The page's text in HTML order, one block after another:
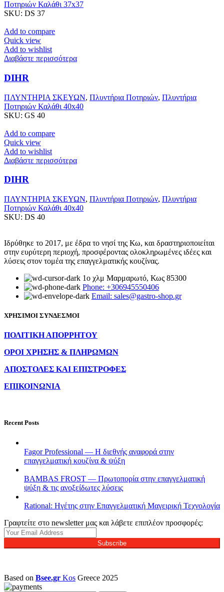
Ποτηριών Καλάθι 37x37
SKU: DS 37
Add to compare
Quick view
Add to wishlist
Διαβάστε περισσότερα
DIHR
ΠΛΥΝΤΗΡΙΑ ΣΚΕΥΩΝ, Πλυντήρια Ποτηριών, Πλυντήρια
Ποτηριών Καλάθι 40x40
SKU: GS 40
Add to compare
Quick view
Add to wishlist
Διαβάστε περισσότερα
DIHR
ΠΛΥΝΤΗΡΙΑ ΣΚΕΥΩΝ, Πλυντήρια Ποτηριών, Πλυντήρια
Ποτηριών Καλάθι 40x40
SKU: DS 40
Ιδρύθηκε το 2017, με έδρα το νησί της Κω, και δραστηριοποιείται
στην ευρύτερη περιοχή, προσφέροντας ολοκληρωμένες ιδέες και
λύσεις στον τομέα της επαγγελματικής κουζίνας.
1ο χλμ Μαρμαρωτό, Κως 85300
Phone: +306945550406
Email: sales@gastro-shop.gr
ΧΡΗΣΙΜΟΙ ΣΥΝΔΕΣΜΟΙ
ΠΟΛΙΤΙΚΗ ΑΠΟΡΡΗΤΟΥ
ΟΡΟΙ ΧΡΗΣΗΣ & ΠΛΗΡΩΜΩΝ
ΑΠΟΣΤΟΛΕΣ ΚΑΙ ΕΠΙΣΤΡΟΦΕΣ
ΕΠΙΚΟΙΝΩΝΙΑ
Recent Posts
Fagor Professional — Η διεθνής αναφορά στην
επαγγελματική κουζίνα & ψύξη
BAMBAS FROST — Πρωτοπορία στην επαγγελματική
ψύξη & τις ανοξείδωτες λύσεις
Rational: Ηγέτης στην Επαγγελματική Μαγειρική Τεχνολογία
Γραφτείτε στο newsletter μας και λάβετε επιπλέον προσφορές:
Subscribe
Based on Bsee.gr Kos Greece 2025